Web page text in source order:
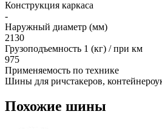
Конструкция каркаса
-
Наружный диаметр (мм)
2130
Грузоподъемность 1 (кг) / при км
975
Применяемость по технике
Шины для ричстакеров,
Похожие шины